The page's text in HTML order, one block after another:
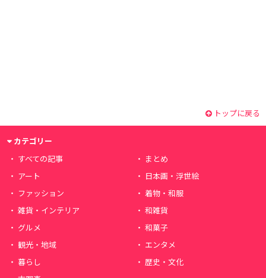
トップに戻る
カテゴリー
すべての記事
まとめ
アート
日本画・浮世絵
ファッション
着物・和服
雑貨・インテリア
和雑貨
グルメ
和菓子
観光・地域
エンタメ
暮らし
歴史・文化